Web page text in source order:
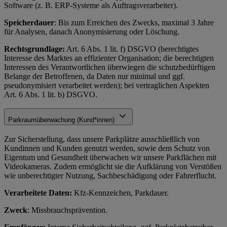
Software (z. B. ERP-Systeme als Auftragsverarbeiter).
Speicherdauer: Bis zum Erreichen des Zwecks, maximal 3 Jahre
für Analysen, danach Anonymisierung oder Löschung.
Rechtsgrundlage: Art. 6 Abs. 1 lit. f) DSGVO (berechtigtes
Interesse des Marktes an effizienter Organisation; die berechtigten
Interessen des Verantwortlichen überwiegen die schutzbedürftigen
Belange der Betroffenen, da Daten nur minimal und ggf.
pseudonymisiert verarbeitet werden); bei vertraglichen Aspekten
Art. 6 Abs. 1 lit. b) DSGVO.
Parkraumüberwachung (Kund*innen)
Zur Sicherstellung, dass unsere Parkplätze ausschließlich von
Kundinnen und Kunden genutzt werden, sowie dem Schutz von
Eigentum und Gesundheit überwachen wir unsere Parkflächen mit
Videokameras. Zudem ermöglicht sie die Aufklärung von Verstößen
wie unberechtigter Nutzung, Sachbeschädigung oder Fahrerflucht.
Verarbeitete Daten: Kfz-Kennzeichen, Parkdauer.
Zweck: Missbrauchsprävention.